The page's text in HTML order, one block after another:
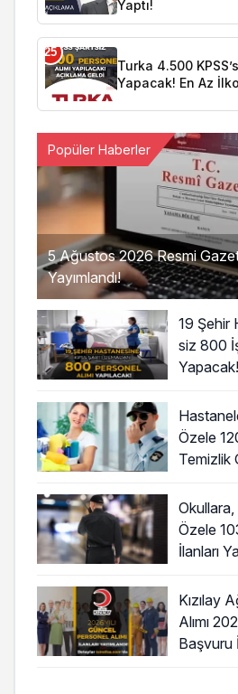
Yaptı!
25
Turka 4.500
Yapacak! En Az
5 Ağustos 2026 Resmi
Yayımlandı!
Popüler Haberler
19 Şehir
siz 800
Yapacak!
Özele
Temizlik
Özele
İlanları
Kızılay
Alımı
Başvuru